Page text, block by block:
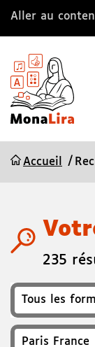
Aller au
Accueil
235
Format
Recherchez